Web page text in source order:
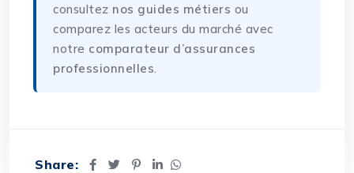
consultez nos guides métiers ou
comparez les acteurs du marché avec
notre comparateur d’assurances
professionnelles.
Share: